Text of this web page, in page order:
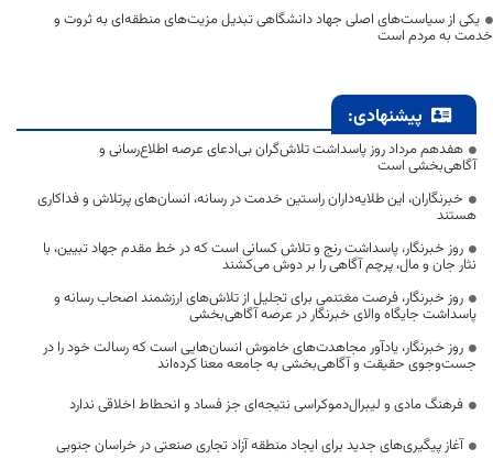
یکی از سیاست‌های اصلی جهاد دانشگاهی تبدیل مزیت‌های منطقه‌ای به ثروت و
خدمت به مردم است
پیشنهادی:
هفدهم مرداد روز پاسداشت تلاش‌گران بی‌ادعای عرصه اطلاع‌رسانی و
آگاهی‌بخشی است
خبرنگاران، این طلایه‌داران راستین خدمت در رسانه، انسان‌های پرتلاش و فداکاری
هستند
روز خبرنگار، پاسداشت رنج و تلاش کسانی است که در خط مقدم جهاد تبیین، با
نثار جان و مال، پرچم آگاهی را بر دوش می‌کشند
روز خبرنگار، فرصت مغتنمی برای تجلیل از تلاش‌های ارزشمند اصحاب رسانه و
پاسداشت جایگاه والای خبرنگار در عرصه آگاهی‌بخشی
روز خبرنگار، یادآور مجاهدت‌های خاموش انسان‌هایی است که رسالت خود را در
جست‌وجوی حقیقت و آگاهی‌بخشی به جامعه معنا کرده‌اند
فرهنگ مادی و لیبرال‌دموکراسی نتیجه‌ای جز فساد و انحطاط اخلاقی ندارد
آغاز پیگیری‌های جدید برای ایجاد منطقه آزاد تجاری صنعتی در خراسان جنوبی